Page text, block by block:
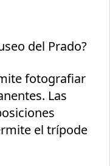
del Prado?
fotografiar
Las
el trípode